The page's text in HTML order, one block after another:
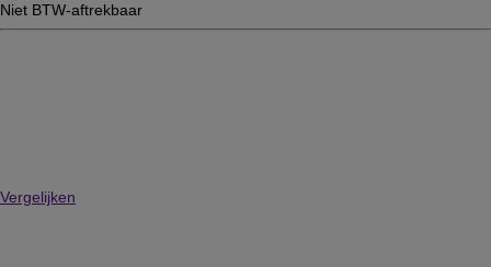
Niet BTW-aftrekbaar
Vergelijken